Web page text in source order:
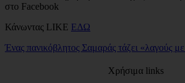
στο Facebook
Κάνωντας LIKE ΕΔΩ
Ένας πανικόβλητος Σαμαράς τάζει «λαγούς
Χρήσιμα links